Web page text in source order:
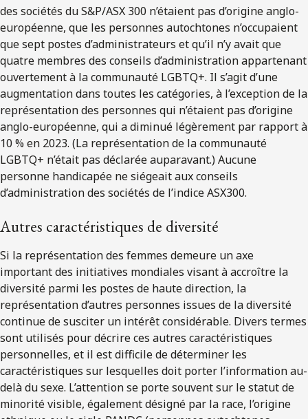
des sociétés du S&P/ASX 300 n’étaient pas d’origine anglo-
européenne, que les personnes autochtones n’occupaient
que sept postes d’administrateurs et qu’il n’y avait que
quatre membres des conseils d’administration appartenant
ouvertement à la communauté LGBTQ+. Il s’agit d’une
augmentation dans toutes les catégories, à l’exception de la
représentation des personnes qui n’étaient pas d’origine
anglo-européenne, qui a diminué légèrement par rapport à
10 % en 2023. (La représentation de la communauté
LGBTQ+ n’était pas déclarée auparavant.) Aucune
personne handicapée ne siégeait aux conseils
d’administration des sociétés de l’indice ASX300.
Autres caractéristiques de diversité
Si la représentation des femmes demeure un axe
important des initiatives mondiales visant à accroître la
diversité parmi les postes de haute direction, la
représentation d’autres personnes issues de la diversité
continue de susciter un intérêt considérable. Divers termes
sont utilisés pour décrire ces autres caractéristiques
personnelles, et il est difficile de déterminer les
caractéristiques sur lesquelles doit porter l’information au-
delà du sexe. L’attention se porte souvent sur le statut de
minorité visible, également désigné par la race, l’origine